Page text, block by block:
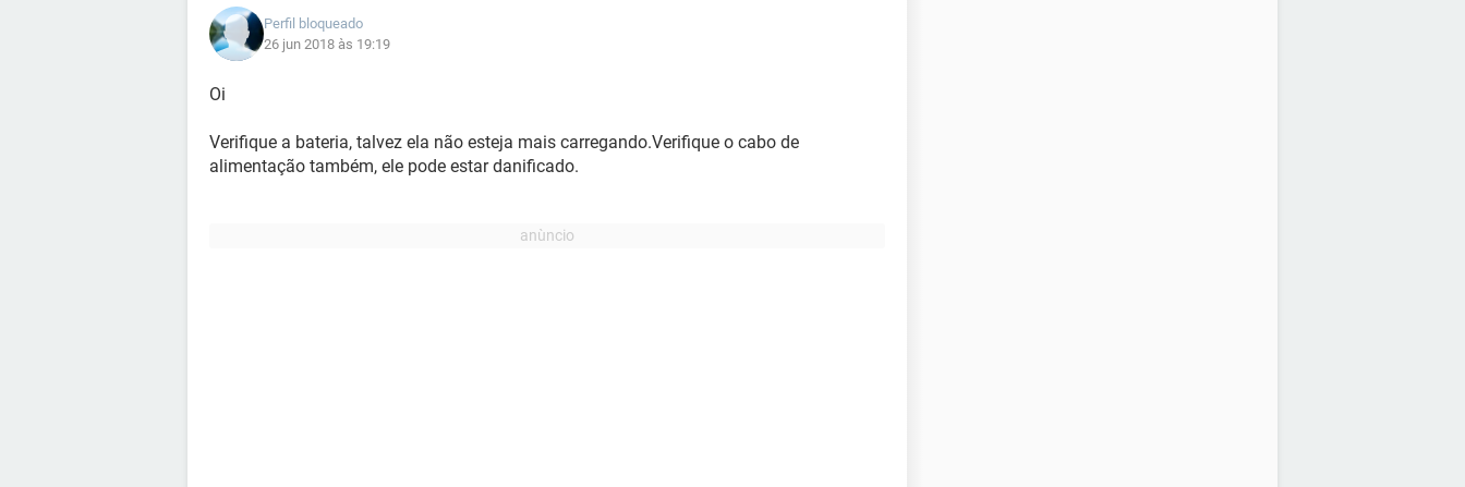
Perfil bloqueado
26 jun 2018 às 19:19
Oi
Verifique a bateria, talvez ela não esteja mais carregando.Verifique o cabo de
alimentação também, ele pode estar danificado.